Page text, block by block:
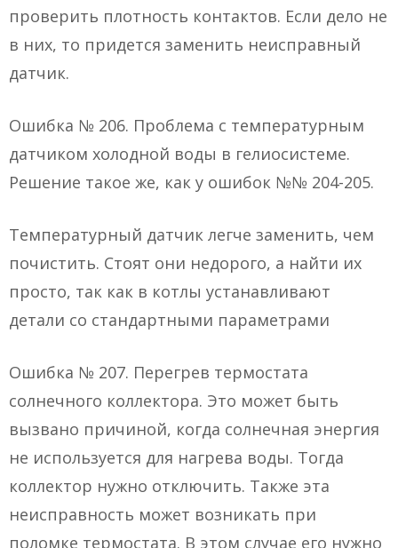
проверить плотность контактов. Если дело не
в них, то придется заменить неисправный
датчик.
Ошибка № 206. Проблема с температурным
датчиком холодной воды в гелиосистеме.
Решение такое же, как у ошибок №№ 204-205.
Температурный датчик легче заменить, чем
почистить. Стоят они недорого, а найти их
просто, так как в котлы устанавливают
детали со стандартными параметрами
Ошибка № 207. Перегрев термостата
солнечного коллектора. Это может быть
вызвано причиной, когда солнечная энергия
не используется для нагрева воды. Тогда
коллектор нужно отключить. Также эта
неисправность может возникать при
поломке термостата. В этом случае его нужно